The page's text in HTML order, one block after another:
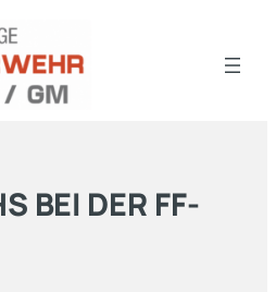
BEI DER FF-